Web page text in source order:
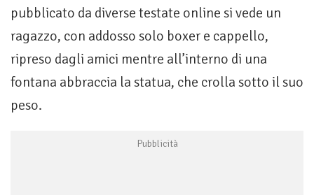
pubblicato da diverse testate online si vede un
ragazzo, con addosso solo boxer e cappello,
ripreso dagli amici mentre all’interno di una
fontana abbraccia la statua, che crolla sotto il suo
peso.